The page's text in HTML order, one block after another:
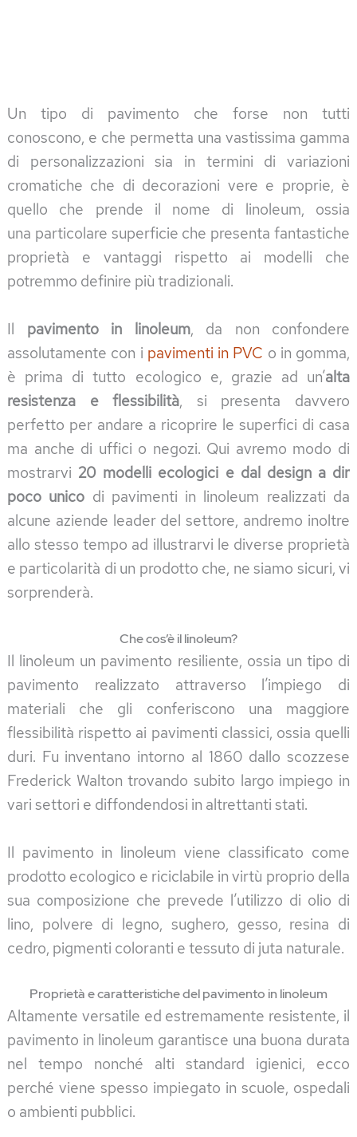
Un tipo di pavimento che forse non tutti
conoscono, e che permetta una vastissima gamma
di personalizzazioni sia in termini di variazioni
cromatiche che di decorazioni vere e proprie, è
quello che prende il nome di linoleum, ossia
una particolare superficie che presenta fantastiche
proprietà e vantaggi rispetto ai modelli che
potremmo definire più tradizionali.
Il pavimento in linoleum, da non confondere
assolutamente con i pavimenti in PVC o in gomma,
è prima di tutto ecologico e, grazie ad un’alta
resistenza e flessibilità, si presenta davvero
perfetto per andare a ricoprire le superfici di casa
ma anche di uffici o negozi. Qui avremo modo di
mostrarvi 20 modelli ecologici e dal design a dir
poco unico di pavimenti in linoleum realizzati da
alcune aziende leader del settore, andremo inoltre
allo stesso tempo ad illustrarvi le diverse proprietà
e particolarità di un prodotto che, ne siamo sicuri, vi
sorprenderà.
Che cos’è il linoleum?
Il linoleum un pavimento resiliente, ossia un tipo di
pavimento realizzato attraverso l’impiego di
materiali che gli conferiscono una maggiore
flessibilità rispetto ai pavimenti classici, ossia quelli
duri. Fu inventano intorno al 1860 dallo scozzese
Frederick Walton trovando subito largo impiego in
vari settori e diffondendosi in altrettanti stati.
Il pavimento in linoleum viene classificato come
prodotto ecologico e riciclabile in virtù proprio della
sua composizione che prevede l’utilizzo di olio di
lino, polvere di legno, sughero, gesso, resina di
cedro, pigmenti coloranti e tessuto di juta naturale.
Proprietà e caratteristiche del pavimento in linoleum
Altamente versatile ed estremamente resistente, il
pavimento in linoleum garantisce una buona durata
nel tempo nonché alti standard igienici, ecco
perché viene spesso impiegato in scuole, ospedali
o ambienti pubblici.